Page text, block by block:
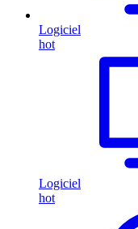
Logiciel
hot
Logiciel
hot